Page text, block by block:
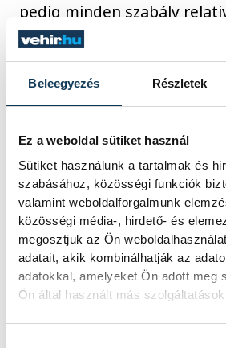
Beleegyezés Részletek
Ez a weboldal sütiket használ
Sütiket használunk a tartalmak és
szabásához, közösségi funkciók
valamint weboldalforgalmunk
közösségi média-, hirdető- és
megosztjuk az Ön
adatait, akik kombinálhatják az
adatokkal, amelyeket Ön adott meg
Ön által használt más
pedig minden szabály
egy olyan nagy presztízsű
versenynél, mint a
veszélyes dolog. Ez
versenyrendező és a zsűri
lenne, hiszen a saját
a védelme is ezt diktálja.
komolyan venni ezt a
A Kékszalag
közleménye: